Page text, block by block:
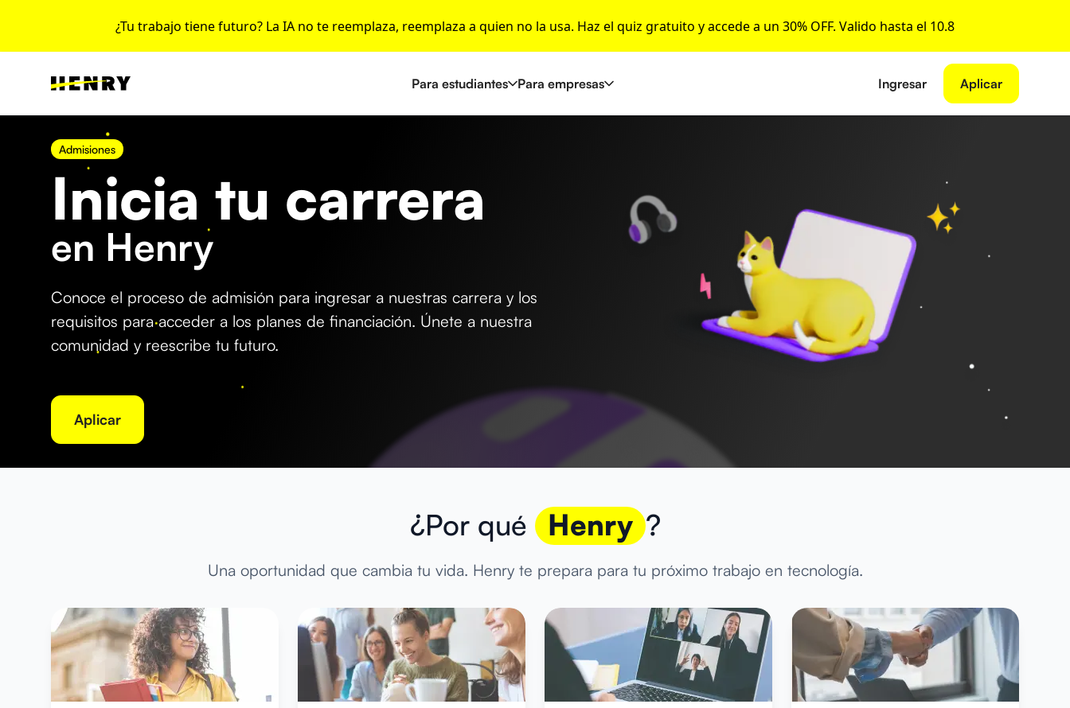
¿Tu trabajo tiene futuro? La IA no te reemplaza, reemplaza a quien no la usa. Haz el quiz gratuito y accede a un 30% OFF. Valido hasta el 10.8
Para estudiantes Para empresas Ingresar Aplicar
Admisiones
Inicia tu carrera
en Henry
Conoce el proceso de admisión para ingresar a nuestras carrera y los
requisitos para acceder a los planes de financiación. Únete a nuestra
comunidad y reescribe tu futuro.
Aplicar
¿Por qué Henry ?
Una oportunidad que cambia tu vida. Henry te prepara para tu próximo trabajo en tecnología.